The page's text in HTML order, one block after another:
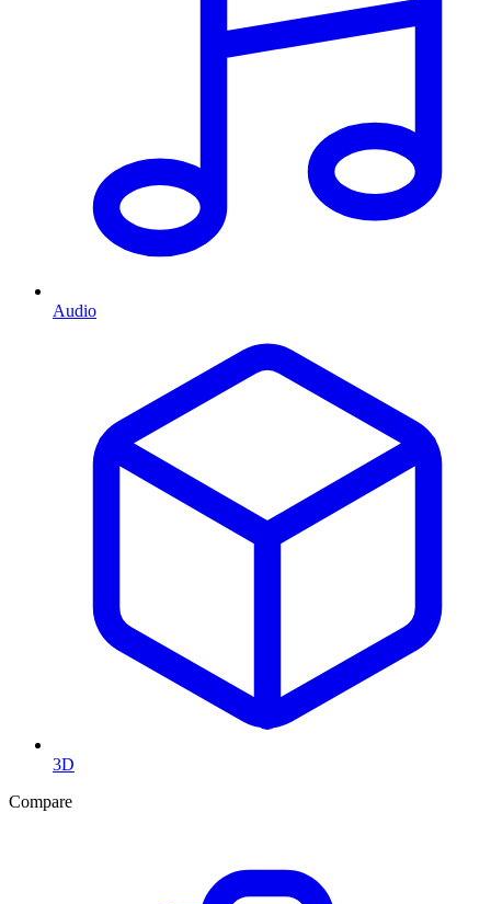
Audio
3D
Compare